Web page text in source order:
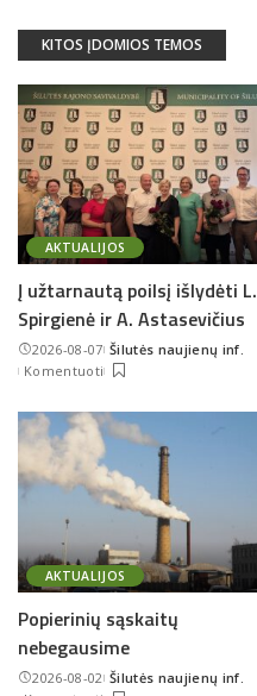
KITOS ĮDOMIOS TEMOS
AKTUALIJOS
Į užtarnautą poilsį išlydėti L.
Spirgienė ir A. Astasevičius
2026-08-07Posted
by
Šilutės naujienų inf.
Komentuoti
AKTUALIJOS
Popierinių sąskaitų
nebegausime
2026-08-02Posted
Šilutės naujienų inf.